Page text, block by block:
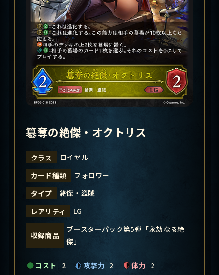
簒奪の絶傑・オクトリス
クラス
ロイヤル
カード種類
フォロワー
タイプ
絶傑・盗賊
レアリティ
LG
収録商品
ブースターパック第5弾「永劫なる絶
傑」
コスト 2 攻撃力 2 体力 2